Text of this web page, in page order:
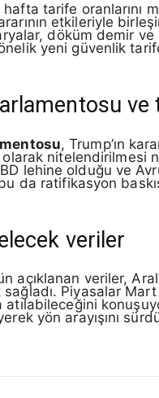
tarife oranlarını
etkileriyle
döküm demir
yeni güvenlik
ve
, Trump’ın
olarak nitelendirilmesi
lehine olduğu ve
da ratifikasyon
veriler
açıklanan veriler,
Piyasalar
atılabileceğini
yön arayışını